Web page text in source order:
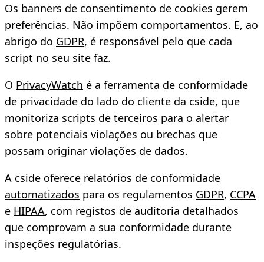
Os banners de consentimento de cookies gerem
preferências. Não impõem comportamentos. E, ao
abrigo do GDPR, é responsável pelo que cada
script no seu site faz.
O PrivacyWatch é a ferramenta de conformidade
de privacidade do lado do cliente da cside, que
monitoriza scripts de terceiros para o alertar
sobre potenciais violações ou brechas que
possam originar violações de dados.
A cside oferece relatórios de conformidade
automatizados para os regulamentos GDPR, CCPA
e HIPAA, com registos de auditoria detalhados
que comprovam a sua conformidade durante
inspeções regulatórias.